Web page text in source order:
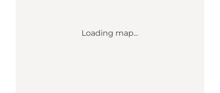
Loading map...